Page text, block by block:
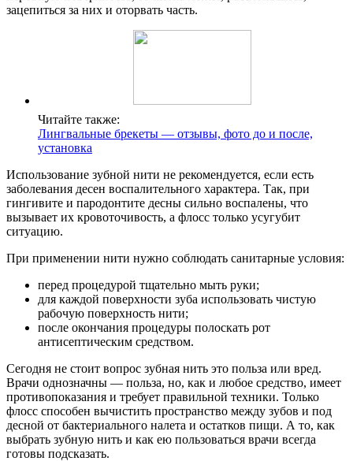
зацепиться за них и оторвать часть.
Читайте также:
Лингвальные брекеты — отзывы, фото до и после,
установка
Использование зубной нити не рекомендуется, если есть
заболевания десен воспалительного характера. Так, при
гингивите и пародонтите десны сильно воспалены, что
вызывает их кровоточивость, а флосс только усугубит
ситуацию.
При применении нити нужно соблюдать санитарные условия:
перед процедурой тщательно мыть руки;
для каждой поверхности зуба использовать чистую
рабочую поверхность нити;
после окончания процедуры полоскать рот
антисептическим средством.
Сегодня не стоит вопрос зубная нить это польза или вред.
Врачи однозначны — польза, но, как и любое средство, имеет
противопоказания и требует правильной техники. Только
флосс способен вычистить пространство между зубов и под
десной от бактериального налета и остатков пищи. А то, как
выбрать зубную нить и как ею пользоваться врачи всегда
готовы подсказать.